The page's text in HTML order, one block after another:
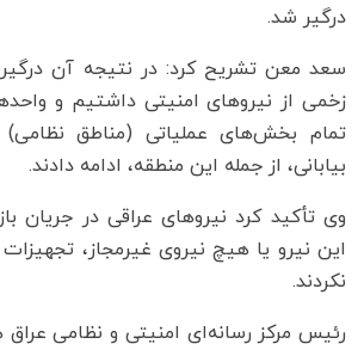
درگیر شد.
سعد معن تشریح کرد: در نتیجه آن
زخمی از نیروهای امنیتی داشتیم و
تمام بخش‌های عملیاتی (مناطق
بیابانی، از جمله این منطقه، ادامه دادند.
وی تأکید کرد نیروهای عراقی در جریان
این نیرو یا هیچ نیروی غیرمجاز،
نکردند.
رئیس مرکز رسانه‌ای امنیتی و نظامی